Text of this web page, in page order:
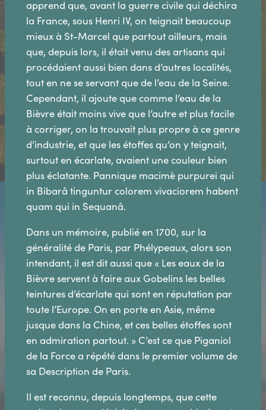
apprend que, avant la guerre civile qui déchira
la France, sous Henri IV, on teignait beaucoup
mieux à St-Marcel que partout ailleurs, mais
que, depuis lors, il était venu des artisans qui
procédaient aussi bien dans d’autres localités,
tout en ne se servant que de l’eau de la Seine.
Cependant, il ajoute que comme l’eau de la
Bièvre était moins vive que l’autre et plus facile
à corriger, on la trouvait plus propre à ce genre
d’industrie, et que les étoffes qu’on y teignait,
surtout en écarlate, avaient une couleur bien
plus éclatante. Pannique macimè purpurei qui
in Bibarâ tinguntur colorem vivaciorem habent
quam qui in Sequanâ.
Dans un mémoire, publié en 1700, sur la
généralité de Paris, par Phélypeaux, alors son
intendant, il est dit aussi que « Les eaux de la
Bièvre servent à faire aux Gobelins les belles
teintures d’écarlate qui sont en réputation par
toute l’Europe. On en porte en Asie, même
jusque dans la Chine, et ces belles étoffes sont
en admiration partout. » C’est ce que Piganiol
de la Force a répété dans le premier volume de
sa Description de Paris.
Il est reconnu, depuis longtemps, que cette